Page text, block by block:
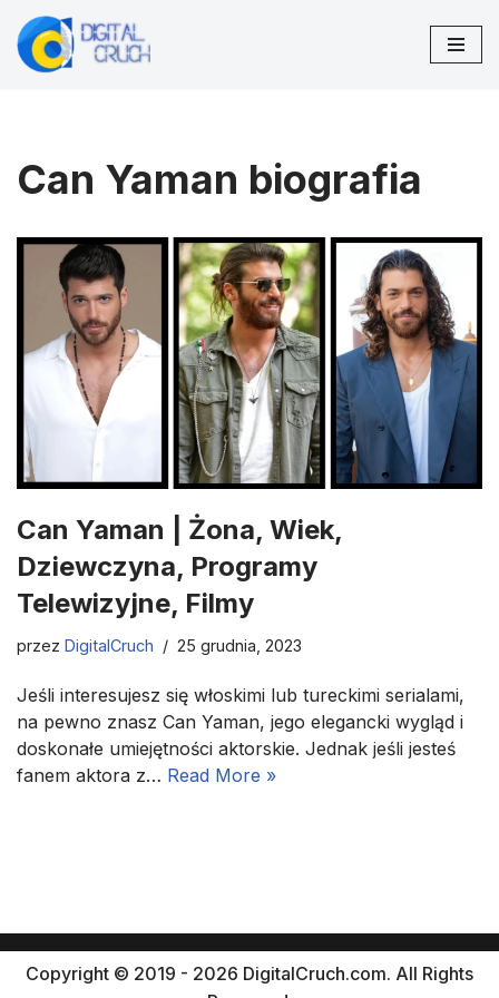
Przejdź
Can Yaman biografia
Can Yaman | Żona, Wiek,
Dziewczyna, Programy
Telewizyjne, Filmy
przez DigitalCruch 25 grudnia, 2023
Jeśli interesujesz się włoskimi lub tureckimi serialami,
na pewno znasz Can Yaman, jego elegancki wygląd i
doskonałe umiejętności aktorskie. Jednak jeśli jesteś
fanem aktora z… Read More »
Copyright © 2019 - 2026 DigitalCruch.com. All Rights